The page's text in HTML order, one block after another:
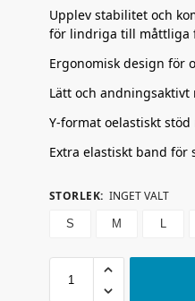
Upplev stabilitet och
för lindriga till måttliga
Ergonomisk design för
Lätt och
Y-format oelastiskt
Extra elastiskt band för
STORLEK: INGET VALT
S M L